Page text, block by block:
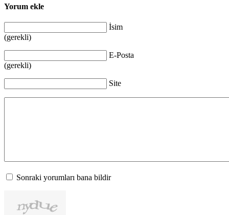
Yorum ekle
İsim
(gerekli)
E-Posta
(gerekli)
Site
Sonraki yorumları bana bildir